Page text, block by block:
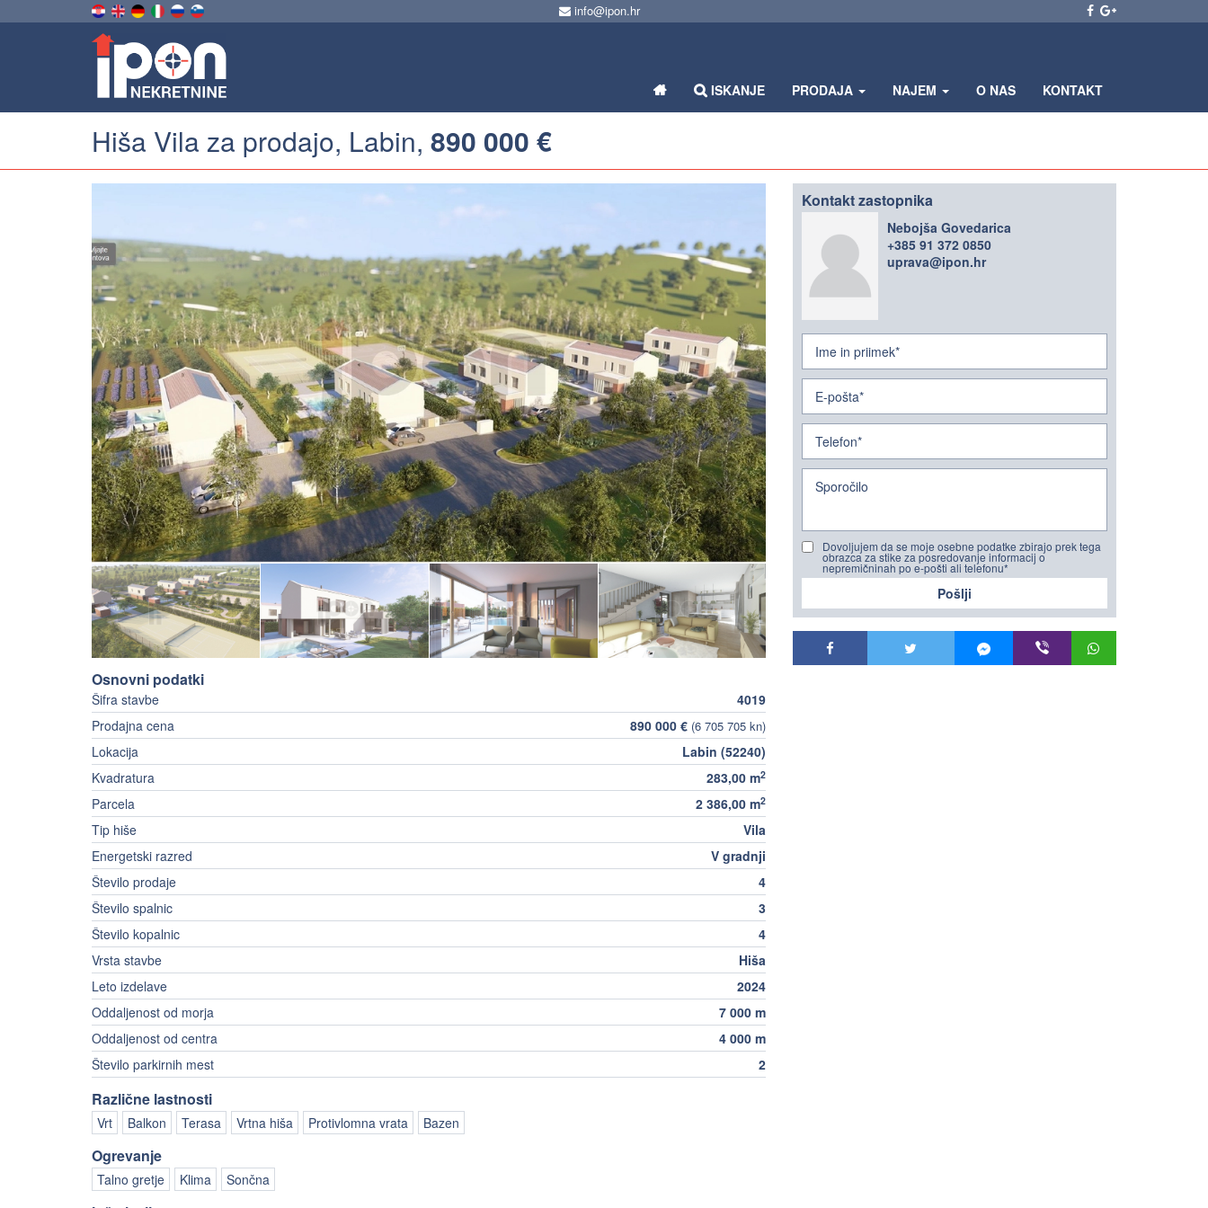
info@ipon.hr
ISKANJE PRODAJA NAJEM O NAS KONTAKT
Hiša Vila za prodajo, Labin, 890 000 €
Osnovni podatki
Šifra stavbe
4019
Prodajna cena
890 000 € (6 705 705 kn)
Lokacija
Labin (52240)
Kvadratura
283,00 m2
Parcela 2 386,00 m2
Tip hiše
Vila
Energetski razred
V gradnji
Število prodaje
4
Število spalnic
3
Število kopalnic
4
Vrsta stavbe
Hiša
Leto izdelave
2024
Oddaljenost od morja
7 000 m
Oddaljenost od centra
4 000 m
Število parkirnih mest
2
Različne lastnosti
Vrt Balkon Terasa Vrtna hiša Protivlomna vrata Bazen
Ogrevanje
Talno gretje Klima Sončna
Kontakt zastopnika
Nebojša Govedarica
+385 91 372 0850
uprava@ipon.hr
Dovoljujem da se moje osebne podatke zbirajo prek tega
obrazca za stike za posredovanje informacij o
nepremičninah po e-pošti ali telefonu*
Pošlji